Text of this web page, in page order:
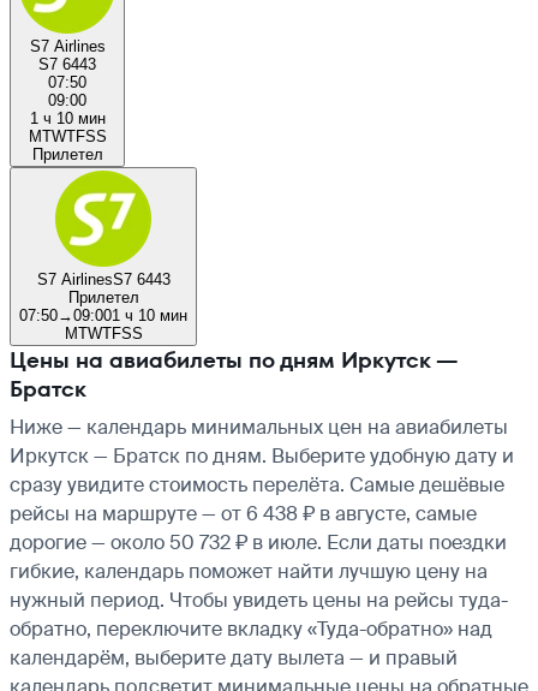
S7 Airlines
S7 6443
07:50
09:00
1 ч 10 мин
MTWTFSS
Прилетел
S7 AirlinesS7 6443
Прилетел
07:50→09:001 ч 10 мин
MTWTFSS
Цены на авиабилеты по дням Иркутск —
Братск
Ниже — календарь минимальных цен на авиабилеты
Иркутск — Братск по дням. Выберите удобную дату и
сразу увидите стоимость перелёта. Самые дешёвые
рейсы на маршруте — от 6 438 ₽ в августе, самые
дорогие — около 50 732 ₽ в июле. Если даты поездки
гибкие, календарь поможет найти лучшую цену на
нужный период. Чтобы увидеть цены на рейсы туда-
обратно, переключите вкладку «Туда-обратно» над
календарём, выберите дату вылета — и правый